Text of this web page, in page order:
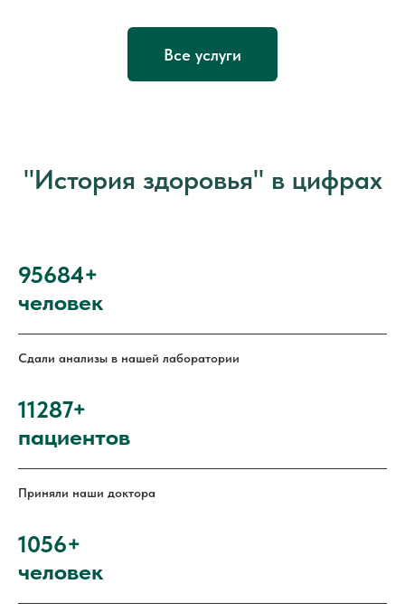
Все услуги
"История здоровья" в цифрах
95684+
человек
Сдали анализы в нашей лаборатории
11287+
пациентов
Приняли наши доктора
1056+
человек